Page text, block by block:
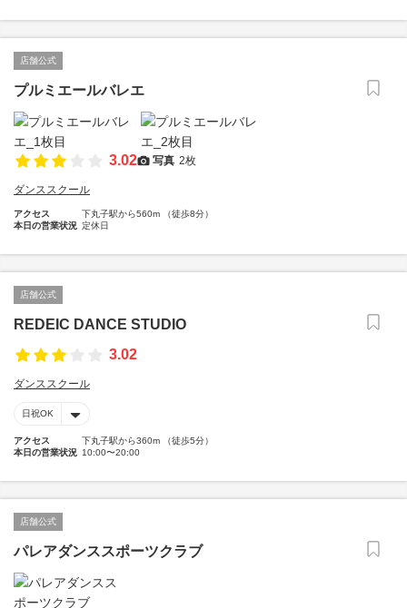
店舗公式
プルミエールバレエ
3.02 写真 2枚
ダンススクール
アクセス
下丸子駅から560m （徒歩8分）
本日の営業状況 定休日
店舗公式
REDEIC DANCE STUDIO
3.02
ダンススクール
日祝OK
アクセス
下丸子駅から360m （徒歩5分）
本日の営業状況 10:00〜20:00
店舗公式
パレアダンススポーツクラブ